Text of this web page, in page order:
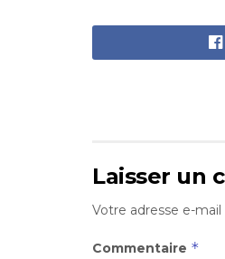
Laisser un
Votre adresse e-mail
Commentaire *